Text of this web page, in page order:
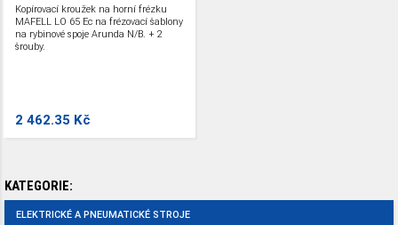
Kopírovací kroužek na horní frézku
MAFELL LO 65 Ec na frézovací šablony
na rybinové spoje Arunda N/B. + 2
šrouby.
2 462.35 Kč
KATEGORIE:
ELEKTRICKÉ A PNEUMATICKÉ STROJE